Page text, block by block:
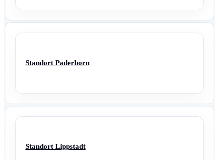
Standort Paderborn
Standort Lippstadt